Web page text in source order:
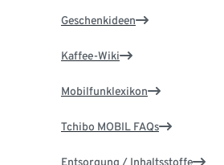
Geschenkideen
Kaffee-Wiki
Mobilfunklexikon
Tchibo MOBIL FAQs
Entsorgung / Inhaltsstoffe